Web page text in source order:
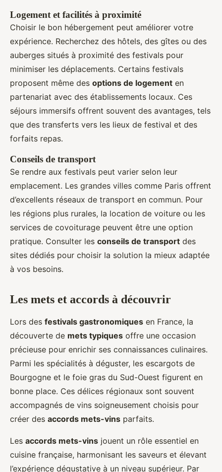
Logement et facilités à proximité
Choisir le bon hébergement peut améliorer votre
expérience. Recherchez des hôtels, des gîtes ou des
auberges situés à proximité des festivals pour
minimiser les déplacements. Certains festivals
proposent même des options de logement en
partenariat avec des établissements locaux. Ces
séjours immersifs offrent souvent des avantages, tels
que des transferts vers les lieux de festival et des
forfaits repas.
Conseils de transport
Se rendre aux festivals peut varier selon leur
emplacement. Les grandes villes comme Paris offrent
d’excellents réseaux de transport en commun. Pour
les régions plus rurales, la location de voiture ou les
services de covoiturage peuvent être une option
pratique. Consulter les conseils de transport des
sites dédiés pour choisir la solution la mieux adaptée
à vos besoins.
Les mets et accords à découvrir
Lors des festivals gastronomiques en France, la
découverte de mets typiques offre une occasion
précieuse pour enrichir ses connaissances culinaires.
Parmi les spécialités à déguster, les escargots de
Bourgogne et le foie gras du Sud-Ouest figurent en
bonne place. Ces délices régionaux sont souvent
accompagnés de vins soigneusement choisis pour
créer des accords mets-vins parfaits.
Les accords mets-vins jouent un rôle essentiel en
cuisine française, harmonisant les saveurs et élevant
l’expérience dégustative à un niveau supérieur. Par